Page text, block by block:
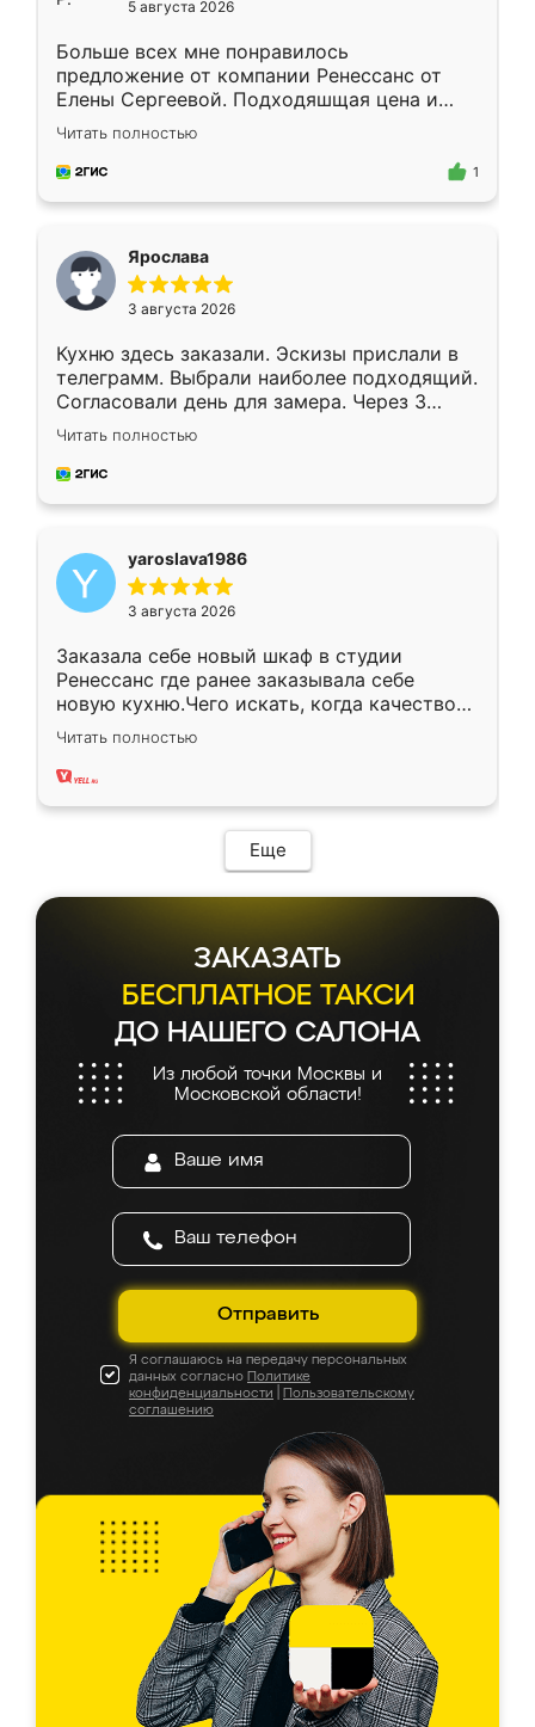
5 августа 2026
Больше всех мне понравилось
предложение от компании Ренессанс от
Елены Сергеевой. Подходяшщая цена и
короткие сроки изготовления. Приехавший
для замера сотрудник Владислав
предложил по моему эскизу самый
Читать полностью
1
Ярослава
3 августа 2026
Кухню здесь заказали. Эскизы прислали в
телеграмм. Выбрали наиболее подходящий.
Согласовали день для замера. Через 3
недели кухня была уже готова. Остались
довольны работой. Спасибо Ренессанс
мебель за качественную работу!
Читать полностью
yaroslava1986
3 августа 2026
Заказала себе новый шкаф в студии
Ренессанс где ранее заказывала себе
новую кухню.Чего искать, когда качеством
вполне довольна. Служит кухня уже почти
два года, нареканий нет.
Читать полностью
Еще
ЗАКАЗАТЬ
БЕСПЛАТНОЕ ТАКСИ
ДО НАШЕГО САЛОНА
Из любой точки Москвы и
Московской области!
Отправить
Я соглашаюсь на передачу персональных
данных согласно Политике
конфиденциальности
Пользовательскому
соглашению